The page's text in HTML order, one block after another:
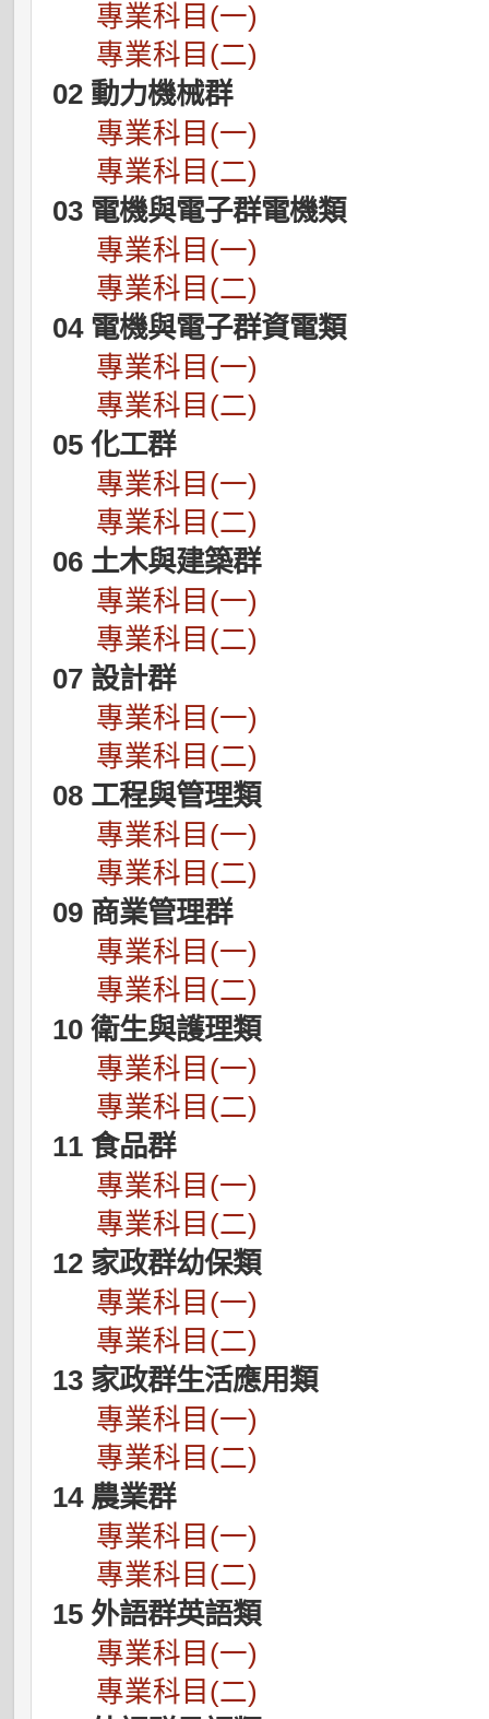
專業科目(一)
專業科目(二)
02 動力機械群
專業科目(一)
專業科目(二)
03 電機與電子群電機類
專業科目(一)
專業科目(二)
04 電機與電子群資電類
專業科目(一)
專業科目(二)
05 化工群
專業科目(一)
專業科目(二)
06 土木與建築群
專業科目(一)
專業科目(二)
07 設計群
專業科目(一)
專業科目(二)
08 工程與管理類
專業科目(一)
專業科目(二)
09 商業管理群
專業科目(一)
專業科目(二)
10 衛生與護理類
專業科目(一)
專業科目(二)
11 食品群
專業科目(一)
專業科目(二)
12 家政群幼保類
專業科目(一)
專業科目(二)
13 家政群生活應用類
專業科目(一)
專業科目(二)
14 農業群
專業科目(一)
專業科目(二)
15 外語群英語類
專業科目(一)
專業科目(二)